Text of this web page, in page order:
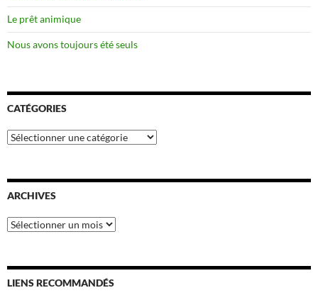
Le prêt animique
Nous avons toujours été seuls
CATÉGORIES
Catégories
ARCHIVES
Archives
LIENS RECOMMANDÉS